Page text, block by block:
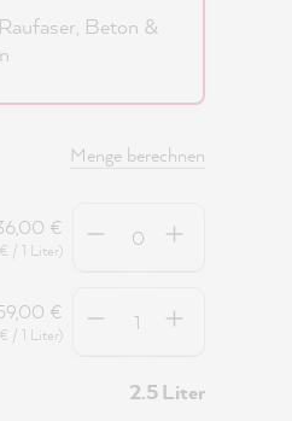
Beton &
Menge berechnen
€
/ 1 Liter)
€
/ 1 Liter)
2.5 Liter